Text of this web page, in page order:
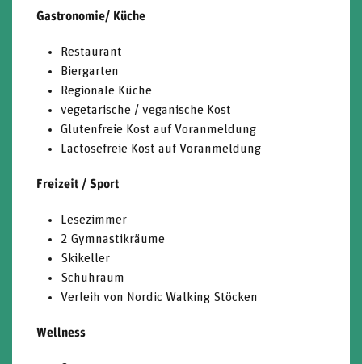
Gastronomie/ Küche
Restaurant
Biergarten
Regionale Küche
vegetarische / veganische Kost
Glutenfreie Kost auf Voranmeldung
Lactosefreie Kost auf Voranmeldung
Freizeit / Sport
Lesezimmer
2 Gymnastikräume
Skikeller
Schuhraum
Verleih von Nordic Walking Stöcken
Wellness